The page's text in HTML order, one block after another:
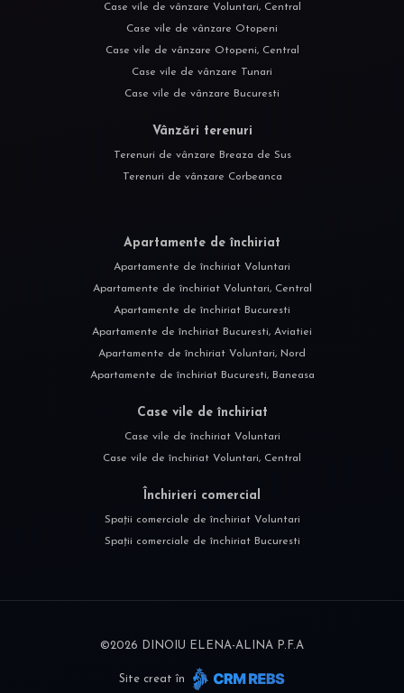
Case vile de vânzare Voluntari, Central
Case vile de vânzare Otopeni
Case vile de vânzare Otopeni, Central
Case vile de vânzare Tunari
Case vile de vânzare Bucuresti
Vânzări terenuri
Terenuri de vânzare Breaza de Sus
Terenuri de vânzare Corbeanca
Apartamente de închiriat
Apartamente de închiriat Voluntari
Apartamente de închiriat Voluntari, Central
Apartamente de închiriat Bucuresti
Apartamente de închiriat Bucuresti, Aviatiei
Apartamente de închiriat Voluntari, Nord
Apartamente de închiriat Bucuresti, Baneasa
Case vile de închiriat
Case vile de închiriat Voluntari
Case vile de închiriat Voluntari, Central
Închirieri comercial
Spații comerciale de închiriat Voluntari
Spații comerciale de închiriat Bucuresti
©2026 DINOIU ELENA-ALINA P.F.A
Site creat în